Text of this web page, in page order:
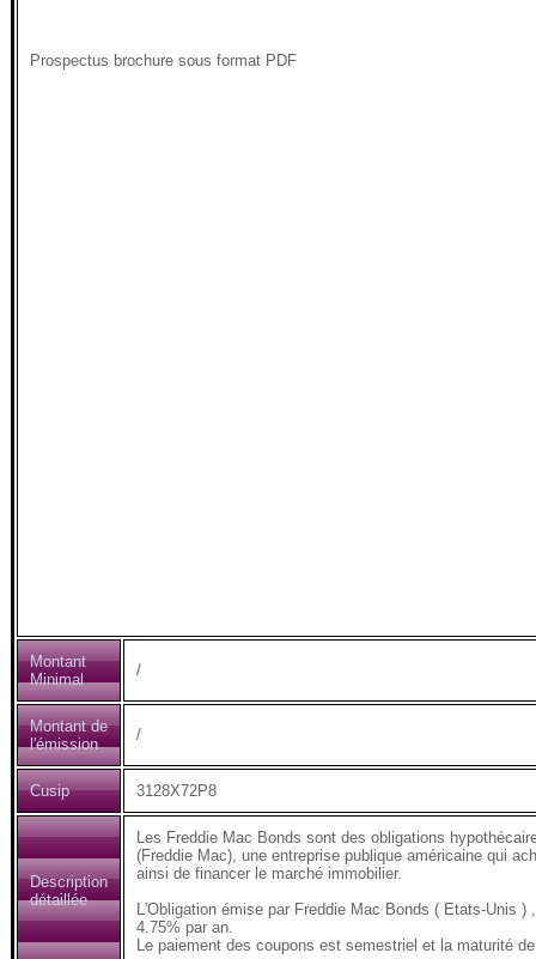
Prospectus brochure sous format PDF
Montant
Minimal
/
Montant de
l'émission
/
Cusip 3128X72P8
Description
détaillée
Les Freddie Mac Bonds sont des obligations
(Freddie Mac), une entreprise publique américaine qui
ainsi de financer le marché immobilier.
L'Obligation émise par Freddie Mac Bonds ( Etats-Unis
4.75% par an.
Le paiement des coupons est semestriel et la maturité